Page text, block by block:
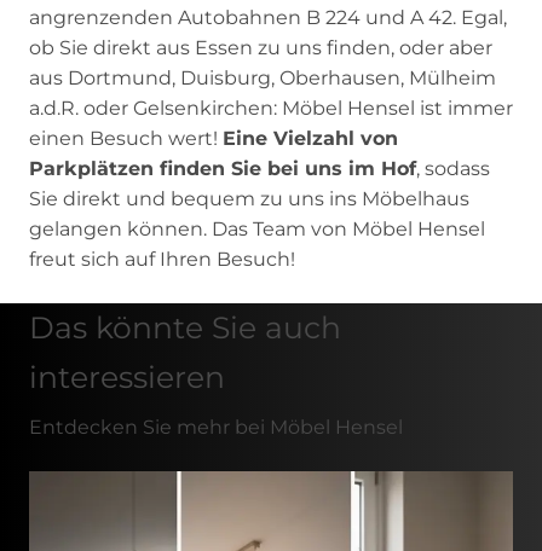
angrenzenden Autobahnen B 224 und A 42. Egal,
ob Sie direkt aus Essen zu uns finden, oder aber
aus Dortmund, Duisburg, Oberhausen, Mülheim
a.d.R. oder Gelsenkirchen: Möbel Hensel ist immer
einen Besuch wert! Eine Vielzahl von
Parkplätzen finden Sie bei uns im Hof, sodass
Sie direkt und bequem zu uns ins Möbelhaus
gelangen können. Das Team von Möbel Hensel
freut sich auf Ihren Besuch!
Das könnte Sie auch
interessieren
Entdecken Sie mehr bei Möbel Hensel